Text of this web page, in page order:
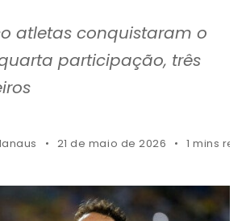
atletas conquistaram o
participação, três
21 de maio de 2026 1 mins